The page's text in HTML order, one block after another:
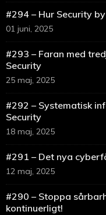
#294 – Hur Security
01 juni, 2025
#293 – Faran med
Security
25 maj, 2025
#292 – Systematisk
Security
18 maj, 2025
#291 – Det nya
12 maj, 2025
#290 – Stoppa
kontinuerligt!